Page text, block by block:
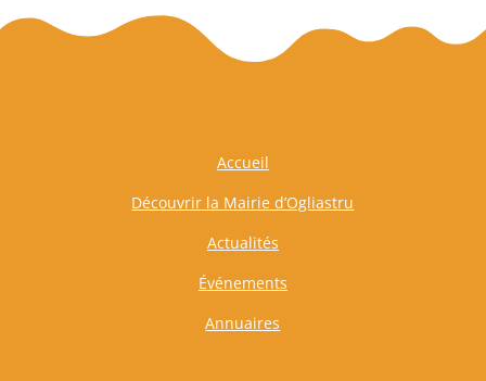
Accueil
Découvrir la Mairie d’Ogliastru
Actualités
Événements
Annuaires